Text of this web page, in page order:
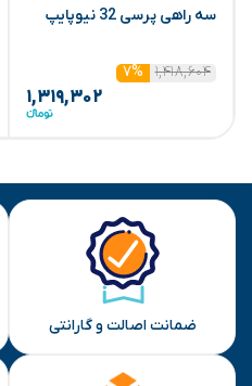
سه راهی پرسی 32 نیوپایپ
۱,۴۱۸,۶۰۴ ۷%
۱,۳۱۹,۳۰۲
ضمانت اصالت و گارانتی